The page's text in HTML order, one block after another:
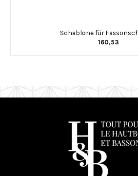
Schablone für
160,53